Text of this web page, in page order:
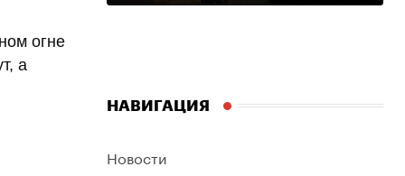
огне
а
НАВИГАЦИЯ
Новости